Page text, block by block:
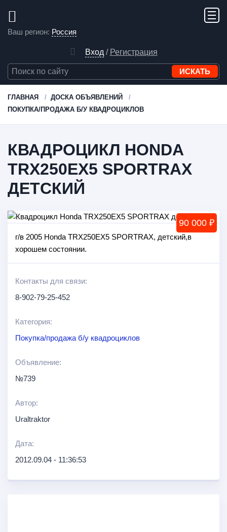
Ваш регион: Россия
Вход / Регистрация
ГЛАВНАЯ
ДОСКА ОБЪЯВЛЕНИЙ
ПОКУПКА/ПРОДАЖА Б/У КВАДРОЦИКЛОВ
КВАДРОЦИКЛ HONDA
TRX250EX5 SPORTRAX
ДЕТСКИЙ
90 000 ₽
г/в 2005 Honda TRX250EX5 SPORTRAX, детский,в
хорошем состоянии.
Контакты для связи:
8-902-79-25-452
Категория:
Покупка/продажа б/у квадроциклов
Объявление:
№739
Автор:
Uraltraktor
Дата:
2012.09.04 - 11:36:53